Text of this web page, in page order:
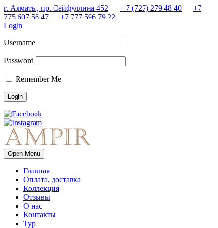
г. Алматы, пр. Сейфуллина 452 + 7 (727) 279 48 40
+7
775 607 56 47
+7 777 596 79 22
Login
Username
Password
Remember Me
Open Menu
Главная
Оплата, доставка
Коллекция
Отзывы
О нас
Контакты
Тур